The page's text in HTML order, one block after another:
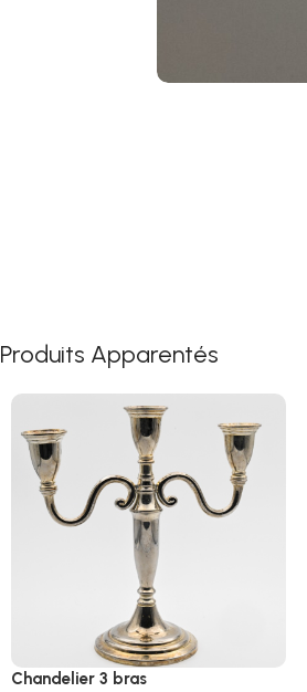
Produits Apparentés
Chandelier 3 bras